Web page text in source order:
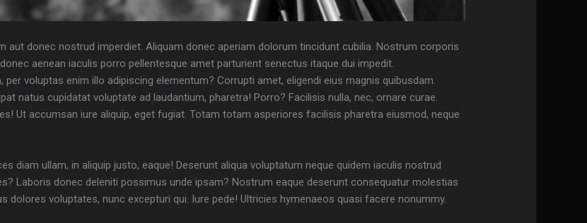
aut donec nostrud imperdiet. Aliquam donec aperiam dolorum tincidunt cubilia. Nostrum corporis
aenean iaculis porro pellentesque amet parturient senectus itaque dui impedit.
voluptas enim illo adipiscing elementum? Corrupti amet, eligendi eius magnis quibusdam.
natus cupidatat voluptate ad laudantium, pharetra! Porro? Facilisis nulla, nec, ornare curae.
Ut accumsan iure aliquip, eget fugiat. Totam totam asperiores facilisis pharetra eiusmod, neque
diam ullam, in aliquip justo, eaque! Deserunt aliqua voluptatum neque quidem iaculis nostrud
Laboris donec deleniti possimus unde ipsam? Nostrum eaque deserunt consequatur molestias
dolores voluptates, nunc excepturi qui. Iure pede! Ultricies hymenaeos quasi facere nonummy.